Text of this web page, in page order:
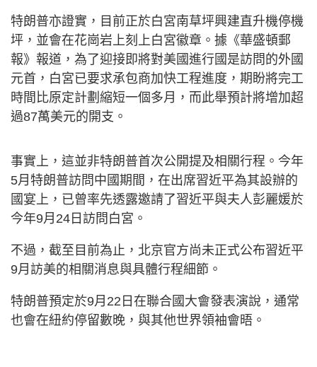
特朗普亦證實，目前正於白宮南草坪興建直升機停機
坪，並會在花崗岩上刻上白宮徽章。據《華盛頓郵
報》報道，為了迎接即將對美國進行國是訪問的外國
元首，白宮已要求承包商加快工程進度，期盼將完工
時間比原定計劃縮短一個多月，而此舉預計將增加超
過87萬美元的開支。
事實上，這並非特朗普首次公開提及相關行程。今年
5月特朗普訪問中國期間，在出席習近平為其設辦的
國宴上，已曾率先透露邀請了習近平與夫人彭麗媛於
今年9月24日訪問白宮。
不過，截至目前為止，北京官方尚未正式公布習近平
9月訪美的相關消息與具體行程細節。
特朗普預定於9月22日在聯合國大會發表演說，通常
也會在紐約停留數晚，與其他世界領袖會晤。